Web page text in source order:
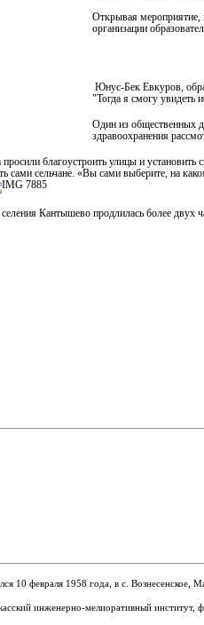
Открывая мероприятие,
организации
Юнус-Бек Евкуров,
"Тогда я смогу увидеть
Один из общественных
здравоохранения
просили благоустроить улицы и
сами сельчане. «Вы сами выберите, на
Кантышево продлилась более двух
10 февраля 1958 года, в с.Вознесенское,
инженерно-мелиоративный институт,